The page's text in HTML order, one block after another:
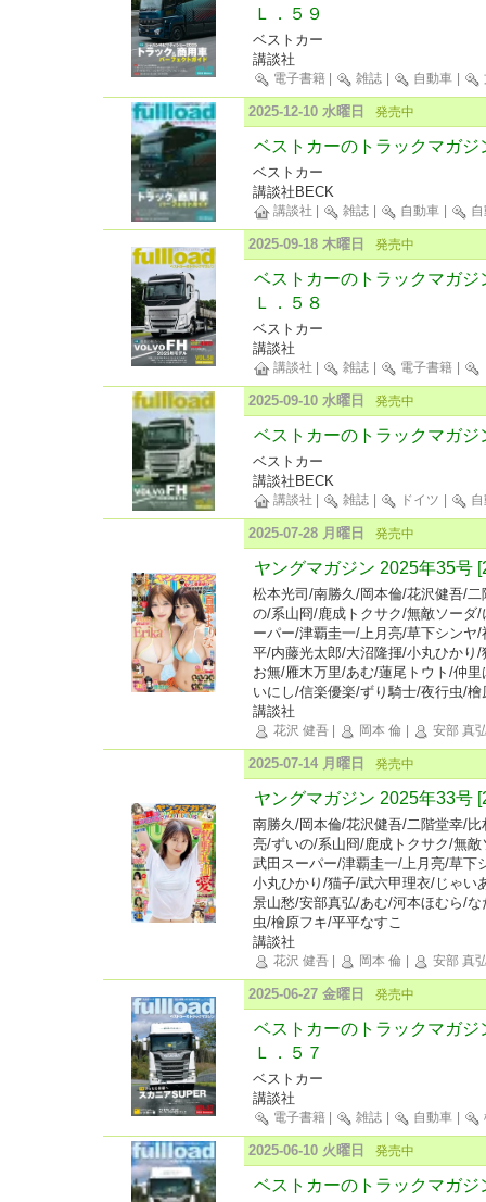
Ｌ．５９
ベストカー
講談社
電子書籍 雑誌 自動車
2025-12-10 水曜日 発売中
ベストカーのトラックマガ
ベストカー
講談社BECK
講談社 雑誌 自動車
2025-09-18 木曜日 発売中
ベストカーのトラックマガ
Ｌ．５８
ベストカー
講談社
講談社 雑誌 電子書籍
2025-09-10 水曜日 発売中
ベストカーのトラックマガ
ベストカー
講談社BECK
講談社 雑誌 ドイツ
2025-07-28 月曜日 発売中
ヤングマガジン 2025年35号
松本光司/南勝久/岡本倫/花沢健吾/
の/系山冏/鹿成トクサク/無敵ソーダ
ーパー/津覇圭一/上月亮/草下シンヤ
平/内藤光太郎/大沼隆揮/小丸ひかり
お無/雁木万里/あむ/蓮尾トウト/仲
いにし/信楽優楽/ずり騎士/夜行虫/
講談社
花沢 健吾 岡本 倫 安部 真
2025-07-14 月曜日 発売中
ヤングマガジン 2025年33号
南勝久/岡本倫/花沢健吾/二階堂幸/
亮/ずいの/系山冏/鹿成トクサク/無
武田スーパー/津覇圭一/上月亮/草下
小丸ひかり/猫子/武六甲理衣/じゃい
景山愁/安部真弘/あむ/河本ほむら/
虫/檜原フキ/平平なすこ
講談社
花沢 健吾 岡本 倫 安部 真
2025-06-27 金曜日 発売中
ベストカーのトラックマガ
Ｌ．５７
ベストカー
講談社
電子書籍 雑誌 自動車
2025-06-10 火曜日 発売中
ベストカーのトラックマガ